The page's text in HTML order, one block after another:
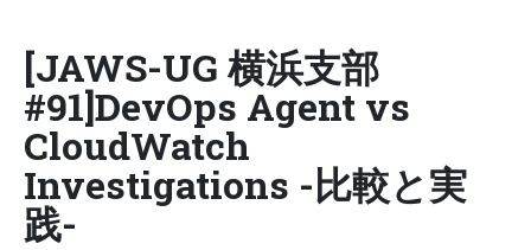
[JAWS-UG 横浜支部
#91]DevOps Agent vs
CloudWatch
Investigations -比較と実
践-